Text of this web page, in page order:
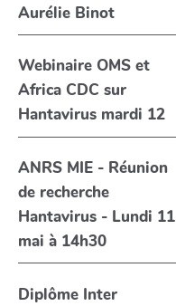
Aurélie Binot
Webinaire OMS et
Africa CDC sur
Hantavirus mardi 12
ANRS MIE - Réunion
de recherche
Hantavirus - Lundi 11
mai à 14h30
Diplôme Inter